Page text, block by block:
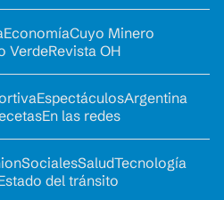
EconomíaCuyo Minero
VerdeRevista OH
EspectáculosArgentina
En las redes
SocialesSaludTecnología
del tránsito